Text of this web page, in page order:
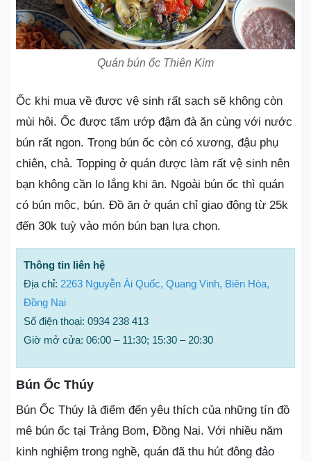
Quán bún ốc Thiên Kim
Ốc khi mua về được vệ sinh rất sạch sẽ không còn
mùi hôi. Ốc được tẩm ướp đậm đà ăn cùng với nước
bún rất ngon. Trong bún ốc còn có xương, đậu phụ
chiên, chả. Topping ở quán được làm rất vệ sinh nên
bạn không cần lo lắng khi ăn. Ngoài bún ốc thì quán
có bún mộc, bún. Đồ ăn ở quán chỉ giao động từ 25k
đến 30k tuỳ vào món bún bạn lựa chọn.
Thông tin liên hệ
Địa chỉ: 2263 Nguyễn Ái Quốc, Quang Vinh, Biên Hòa,
Đồng Nai
Số điện thoại: 0934 238 413
Giờ mở cửa: 06:00 – 11:30; 15:30 – 20:30
Bún Ốc Thúy
Bún Ốc Thúy là điểm đến yêu thích của những tín đồ
mê bún ốc tại Trảng Bom, Đồng Nai. Với nhiều năm
kinh nghiệm trong nghề, quán đã thu hút đông đảo